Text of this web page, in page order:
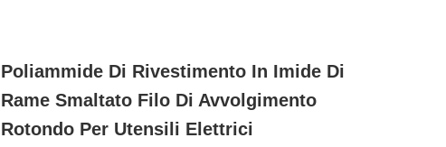
Poliammide Di Rivestimento In Imide Di
Rame Smaltato Filo Di Avvolgimento
Rotondo Per Utensili Elettrici